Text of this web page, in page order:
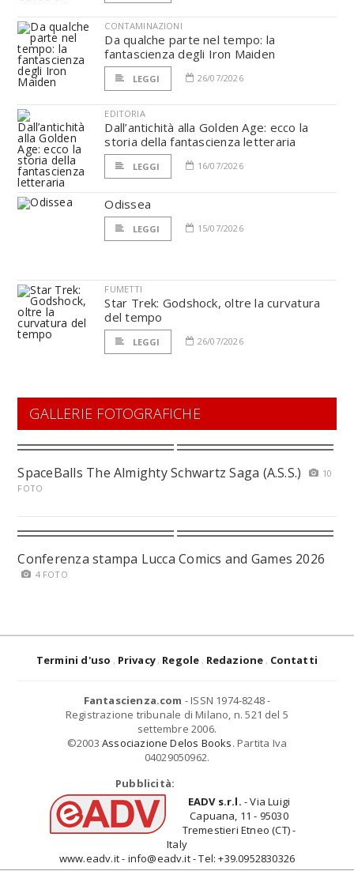
CONTAMINAZIONI
Da qualche parte nel tempo: la
fantascienza degli Iron Maiden
LEGGI 26/07/2026
EDITORIA
Dall’antichità alla Golden Age: ecco la
storia della fantascienza letteraria
LEGGI 16/07/2026
Odissea
LEGGI 15/07/2026
FUMETTI
Star Trek: Godshock, oltre la curvatura
del tempo
LEGGI 26/07/2026
GALLERIE FOTOGRAFICHE
SpaceBalls The Almighty Schwartz Saga (A.S.S.)
10
FOTO
Conferenza stampa Lucca Comics and Games 2026
4 FOTO
Termini d'uso Privacy Regole Redazione Contatti
Fantascienza.com - ISSN 1974-8248 -
Registrazione tribunale di Milano, n. 521 del 5
settembre 2006.
©2003 Associazione Delos Books. Partita Iva
04029050962.
Pubblicità:
EADV s.r.l. - Via Luigi
Capuana, 11 - 95030
Tremestieri Etneo (CT) -
Italy
www.eadv.it - info@eadv.it - Tel: +39.0952830326